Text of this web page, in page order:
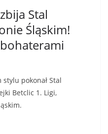
Stal
Śląskim!
pokonał Stal
Betclic 1. Ligi,